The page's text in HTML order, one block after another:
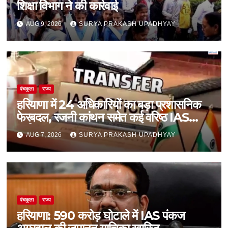
शिक्षा विभाग ने की कार्रवाई
AUG 9, 2026 SURYA PRAKASH UPADHYAY
पंचकूला राज्य
हरियाणा में 24 अधिकारियों का बड़ा प्रशासनिक
फेरबदल, रजनी कांथन समेत कई वरिष्ठ IAS
शामिल
AUG 7, 2026 SURYA PRAKASH UPADHYAY
पंचकूला राज्य
हरियाणा: 590 करोड़ घोटाले में IAS पंकज